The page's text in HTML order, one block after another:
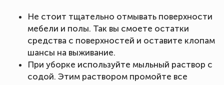
Не стоит тщательно отмывать поверхности
мебели и полы. Так вы смоете остатки
средства с поверхностей и оставите клопам
шансы на выживание.
При уборке используйте мыльный раствор с
содой. Этим раствором промойте все